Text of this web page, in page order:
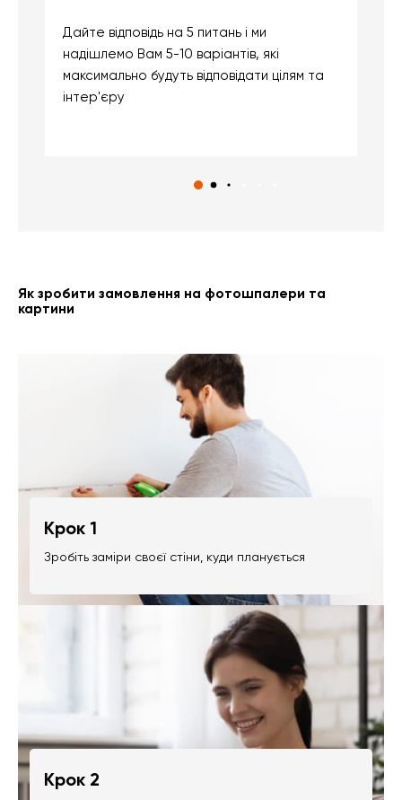
Дайте відповідь на 5 питань і ми
надішлемо Вам 5-10 варіантів, які
максимально будуть відповідати цілям та
інтер'єру
Як зробити замовлення на фотошпалери та
картини
Крок 1
Зробіть заміри своєї стіни, куди планується
Крок 2